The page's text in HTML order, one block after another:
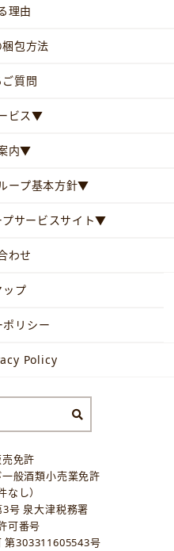
理由
包方法
質問
ビス▼
内▼
ープ基本方針▼
サービスサイト▼
わせ
ップ
リシー
Policy
免許
般酒類小売業免許
なし）
号 泉大津税務署
可番号
第303311605543号